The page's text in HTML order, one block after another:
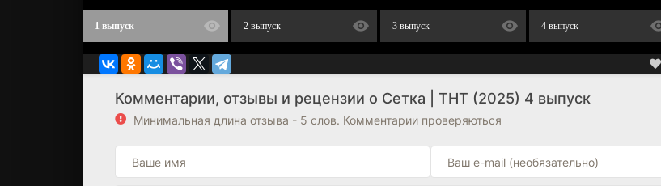
1 выпуск 2 выпуск 3 выпуск 4 выпуск
Комментарии, отзывы и рецензии о Сетка | ТНТ (2025) 4 выпуск
Минимальная длина отзыва - 5 слов. Комментарии проверяються